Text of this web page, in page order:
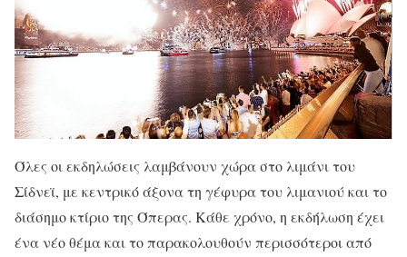
Όλες οι εκδηλώσεις λαμβάνουν χώρα στο λιμάνι του
Σίδνεϊ, με κεντρικό άξονα τη γέφυρα του λιμανιού και το
διάσημο κτίριο της Όπερας. Κάθε χρόνο, η εκδήλωση έχει
ένα νέο θέμα και το παρακολουθούν περισσότεροι από